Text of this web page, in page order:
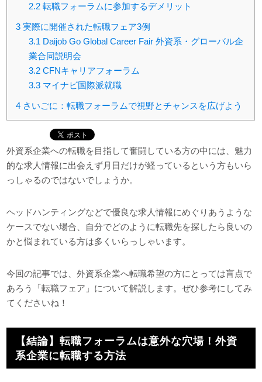
2.2 転職フォーラムに参加するデメリット
3 実際に開催された転職フェア3例
3.1 Daijob Go Global Career Fair 外資系・グローバル企
業合同説明会
3.2 CFNキャリアフォーラム
3.3 マイナビ国際派就職
4 さいごに：転職フォーラムで視野とチャンスを広げよう
外資系企業への転職を目指して奮闘している方の中には、魅力
的な求人情報に出会えず月日だけが経っているという方もいら
っしゃるのではないでしょうか。
ヘッドハンティングなどで優良な求人情報にめぐりあうような
ケースでない場合、自分でどのように転職先を探したら良いの
かと悩まれている方は多くいらっしゃいます。
今回の記事では、外資系企業へ転職希望の方にとっては盲点で
あろう「転職フェア」について解説します。ぜひ参考にしてみ
てくださいね！
【結論】転職フォーラムは意外な穴場！外資
系企業に転職する方法